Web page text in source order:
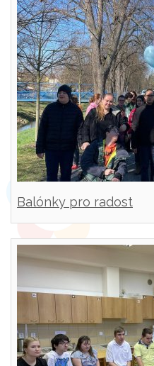
Balónky pro radost